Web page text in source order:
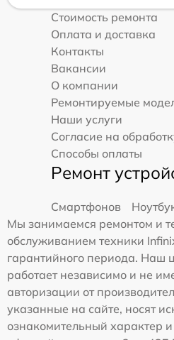
Стоимость ремонта
Оплата и доставка
Контакты
Вакансии
О компании
Ремонтируемые
Наши услуги
Согласие на
Способы оплаты
Ремонт
Смартфонов
Мы занимаемся ремонтом и
обслуживанием техники
гарантийного периода. Наш
работает независимо и не
авторизации от
указанные на сайте, носят
ознакомительный характер